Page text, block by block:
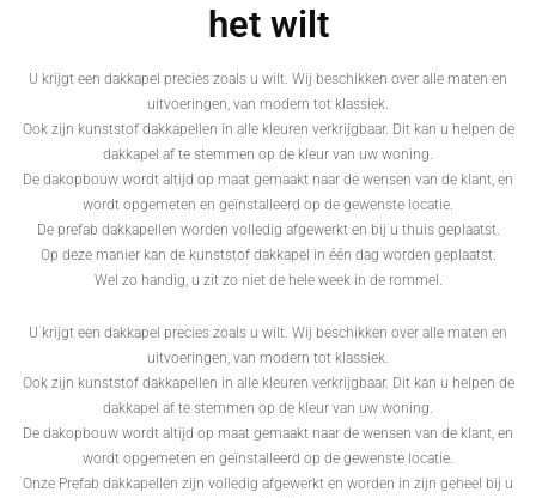
het wilt
U krijgt een dakkapel precies zoals u wilt. Wij beschikken over alle maten en
uitvoeringen, van modern tot klassiek.
Ook zijn kunststof dakkapellen in alle kleuren verkrijgbaar. Dit kan u helpen de
dakkapel af te stemmen op de kleur van uw woning.
De dakopbouw wordt altijd op maat gemaakt naar de wensen van de klant, en
wordt opgemeten en geïnstalleerd op de gewenste locatie.
De prefab dakkapellen worden volledig afgewerkt en bij u thuis geplaatst.
Op deze manier kan de kunststof dakkapel in één dag worden geplaatst.
Wel zo handig, u zit zo niet de hele week in de rommel.
U krijgt een dakkapel precies zoals u wilt. Wij beschikken over alle maten en
uitvoeringen, van modern tot klassiek.
Ook zijn kunststof dakkapellen in alle kleuren verkrijgbaar. Dit kan u helpen de
dakkapel af te stemmen op de kleur van uw woning.
De dakopbouw wordt altijd op maat gemaakt naar de wensen van de klant, en
wordt opgemeten en geïnstalleerd op de gewenste locatie.
Onze Prefab dakkapellen zijn volledig afgewerkt en worden in zijn geheel bij u